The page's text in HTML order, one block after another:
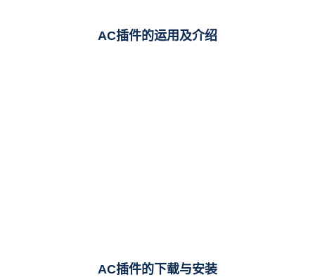
AC插件的运用及介绍
AC插件的下载与安装